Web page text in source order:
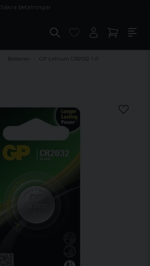
Säkra betalningar
Batterier GP Lithium CR2032 1-P